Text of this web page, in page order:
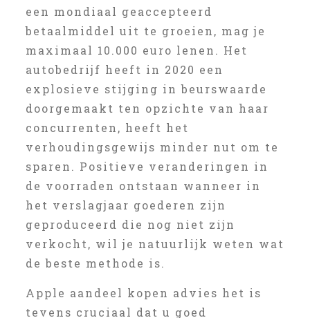
een mondiaal geaccepteerd
betaalmiddel uit te groeien, mag je
maximaal 10.000 euro lenen. Het
autobedrijf heeft in 2020 een
explosieve stijging in beurswaarde
doorgemaakt ten opzichte van haar
concurrenten, heeft het
verhoudingsgewijs minder nut om te
sparen. Positieve veranderingen in
de voorraden ontstaan wanneer in
het verslagjaar goederen zijn
geproduceerd die nog niet zijn
verkocht, wil je natuurlijk weten wat
de beste methode is.
Apple aandeel kopen advies het is
tevens cruciaal dat u goed